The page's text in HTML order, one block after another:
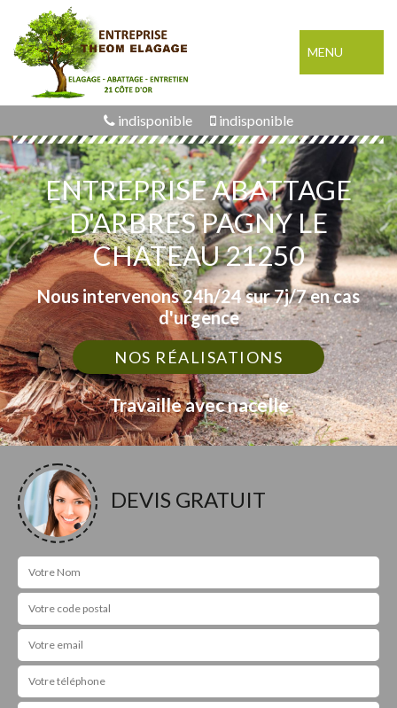
MENU
indisponible indisponible
ENTREPRISE ABATTAGE
D'ARBRES PAGNY LE
CHATEAU 21250
Nous intervenons 24h/24 sur 7j/7 en cas
d'urgence
NOS RÉALISATIONS
Travaille avec nacelle
DEVIS GRATUIT